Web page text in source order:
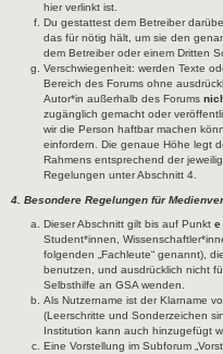
hier verlinkt ist.
Du gestattest dem Betreiber
das für nötig hält, um sie den
dem Betreiber oder einem Dritten
Verschwiegenheit: werden Texte
Bereich des Forums ohne
Autor*in außerhalb des Forums
zugänglich gemacht oder
wir die Person haftbar machen
einfordern. Die genaue Höhe legt
Rahmens entsprechend der
Regelungen unter Abschnitt 4.
4. Besondere Regelungen für
Dieser Abschnitt gilt bis auf Punkt e
Student*innen,
folgenden „Fachleute“ genannt), die
benutzen, und ausdrücklich nicht
Selbsthilfe an GSA wenden.
Als Nutzername ist der Klarname
(Leerschritte und Sonderzeichen
Institution kann auch hinzugefügt
Eine Vorstellung im Subforum